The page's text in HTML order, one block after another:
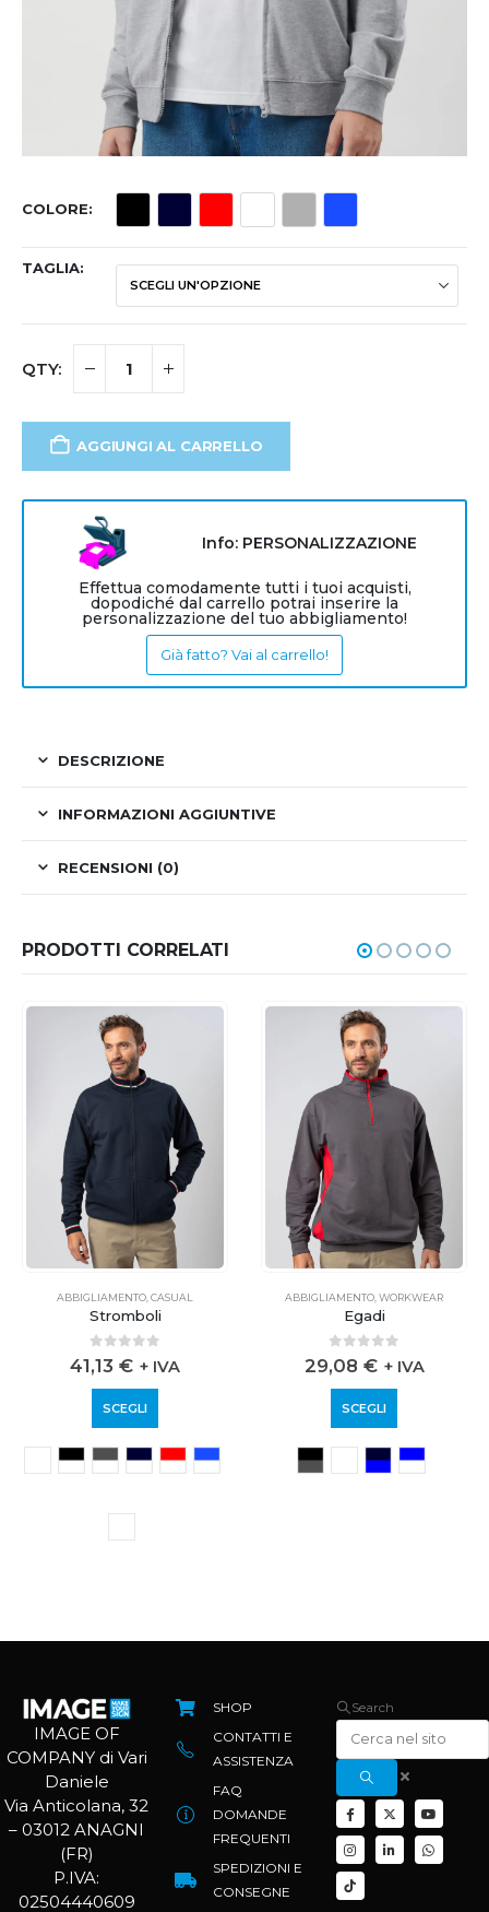
COLORE
TAGLIA
AGGIUNGI AL CARRELLO
Info: PERSONALIZZAZIONE
Effettua comodamente tutti i tuoi acquisti,
dopodiché dal carrello potrai inserire la
personalizzazione del tuo abbigliamento!
Già fatto? Vai al carrello!
DESCRIZIONE
INFORMAZIONI AGGIUNTIVE
RECENSIONI (0)
PRODOTTI CORRELATI
ABBIGLIAMENTO CASUAL
Stromboli
0out of 5
41,13 € + IVA
SCEGLI
ABBIGLIAMENTO WORKWEAR
Egadi
0out of 5
29,08 € + IVA
SCEGLI
IMAGE OF
COMPANY di Vari
Daniele
Via Anticolana, 32
– 03012 ANAGNI
(FR)
P.IVA:
02504440609
SHOP
CONTATTI E
ASSISTENZA
FAQ
DOMANDE
FREQUENTI
SPEDIZIONI E
CONSEGNE
Search